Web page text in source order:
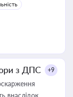
з ДПС +9
внаслідок